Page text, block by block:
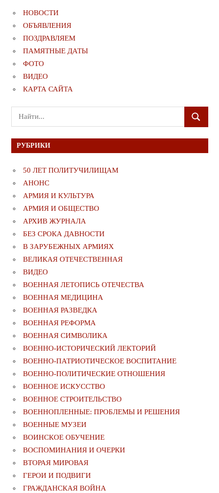
НОВОСТИ
ОБЪЯВЛЕНИЯ
ПОЗДРАВЛЯЕМ
ПАМЯТНЫЕ ДАТЫ
ФОТО
ВИДЕО
КАРТА САЙТА
Поиск
для:
ПОИСК
РУБРИКИ
50 ЛЕТ ПОЛИТУЧИЛИЩАМ
АНОНС
АРМИЯ И КУЛЬТУРА
АРМИЯ И ОБЩЕСТВО
АРХИВ ЖУРНАЛА
БЕЗ СРОКА ДАВНОСТИ
В ЗАРУБЕЖНЫХ АРМИЯХ
ВЕЛИКАЯ ОТЕЧЕСТВЕННАЯ
ВИДЕО
ВОЕННАЯ ЛЕТОПИСЬ ОТЕЧЕСТВА
ВОЕННАЯ МЕДИЦИНА
ВОЕННАЯ РАЗВЕДКА
ВОЕННАЯ РЕФОРМА
ВОЕННАЯ СИМВОЛИКА
ВОЕННО-ИСТОРИЧЕСКИЙ ЛЕКТОРИЙ
ВОЕННО-ПАТРИОТИЧЕСКОЕ ВОСПИТАНИЕ
ВОЕННО-ПОЛИТИЧЕСКИE ОТНОШЕНИЯ
ВОЕННОЕ ИСКУССТВО
ВОЕННОЕ СТРОИТЕЛЬСТВО
ВОЕННОПЛЕННЫЕ: ПРОБЛЕМЫ И РЕШЕНИЯ
ВОЕННЫЕ МУЗЕИ
ВОИНСКОЕ ОБУЧЕНИЕ
ВОСПОМИНАНИЯ И ОЧЕРКИ
ВТОРАЯ МИРОВАЯ
ГЕРОИ И ПОДВИГИ
ГРАЖДАНСКАЯ ВОЙНА